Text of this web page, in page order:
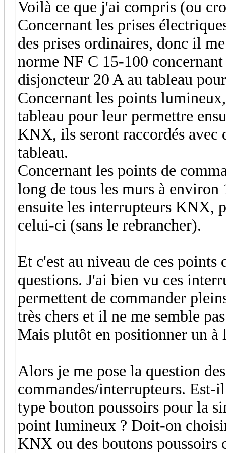
Voilà ce que j'ai compris (ou
Concernant les prises
des prises ordinaires, donc il
norme NF C 15-100
disjoncteur 20 A au tableau
Concernant les points
tableau pour leur permettre
KNX, ils seront raccordés
tableau.
Concernant les points de
long de tous les murs à
ensuite les interrupteurs KNX,
celui-ci (sans le rebrancher).
Et c'est au niveau de ces points
questions. J'ai bien vu ces
permettent de commander
très chers et il ne me semble
Mais plutôt en positionner un à
Alors je me pose la question
commandes/interrupteurs.
type bouton poussoirs pour la
point lumineux ? Doit-on
KNX ou des boutons poussoirs